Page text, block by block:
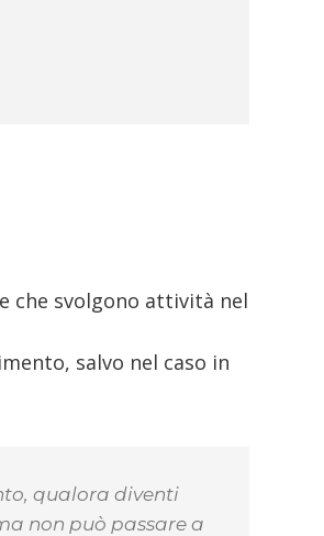
che svolgono attività nel
salvo nel caso in
qualora diventi
non può passare a